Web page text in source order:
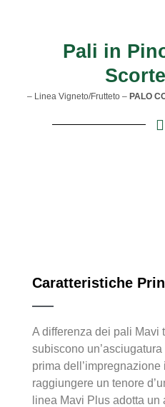
Pali in
– Linea Vigneto/Frutteto – PALO
Caratteristiche
A differenza dei pali Mavi
subiscono
prima
raggiungere un tenore
linea Mavi Plus adotta un